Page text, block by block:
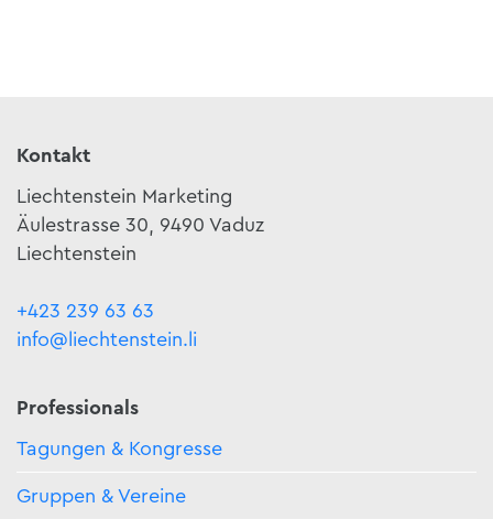
Kontakt
Liechtenstein Marketing
Äulestrasse 30, 9490 Vaduz
Liechtenstein
+423 239 63 63
info@liechtenstein.li
Professionals
Tagungen & Kongresse
Gruppen & Vereine